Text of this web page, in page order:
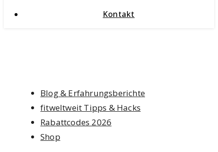
Kontakt
Blog & Erfahrungsberichte
fitweltweit Tipps & Hacks
Rabattcodes 2026
Shop